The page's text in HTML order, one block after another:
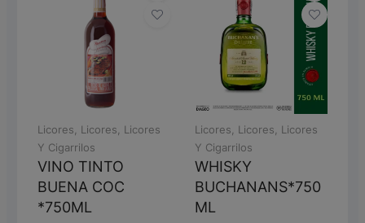
Licores, Licores, Licores
Y Cigarrilos
VINO TINTO
BUENA COC
*750ML
Licores, Licores, Licores
Y Cigarrilos
WHISKY
BUCHANANS*750
ML